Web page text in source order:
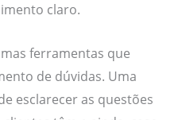
claro.
ferramentas que
de dúvidas. Uma
esclarecer as questões